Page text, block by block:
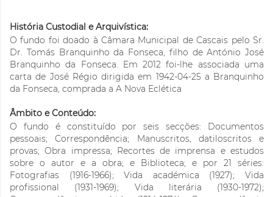
História Custodial e Arquivística:
O fundo foi doado à Câmara Municipal de Cascais pelo Sr.
Dr. Tomás Branquinho da Fonseca, filho de António José
Branquinho da Fonseca. Em 2012 foi-lhe associada uma
carta de José Régio dirigida em 1942-04-25 a Branquinho
da Fonseca, comprada a A Nova Eclética
Âmbito e Conteúdo:
O fundo é constituído por seis secções: Documentos
pessoais; Correspondência; Manuscritos, datiloscritos e
provas; Obra impressa; Recortes de imprensa e estudos
sobre o autor e a obra; e Biblioteca; e por 21 séries:
Fotografias (1916-1966); Vida académica (1927); Vida
profissional (1931-1969); Vida literária (1930-1972);